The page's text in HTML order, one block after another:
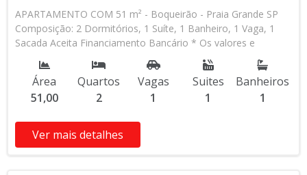
APARTAMENTO COM 51 m² - Boqueirão - Praia Grande SP
Composição: 2 Dormitórios, 1 Suíte, 1 Banheiro, 1 Vaga, 1
Sacada Aceita Financiamento Bancário * Os valores e
disponibilidade podem ser alterados sem prévio aviso. Favor
verificar entrando em contato com nossa equipe
Área
51,00
Quartos
2
Vagas
1
Suites
1
Banheiros
1
Ver mais detalhes